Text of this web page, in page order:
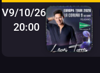
V9/10/26
20:00